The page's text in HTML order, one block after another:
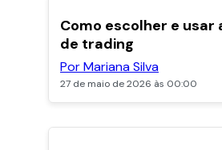
Como escolher e usar
de trading
Por Mariana Silva
27 de maio de 2026 às 00:00